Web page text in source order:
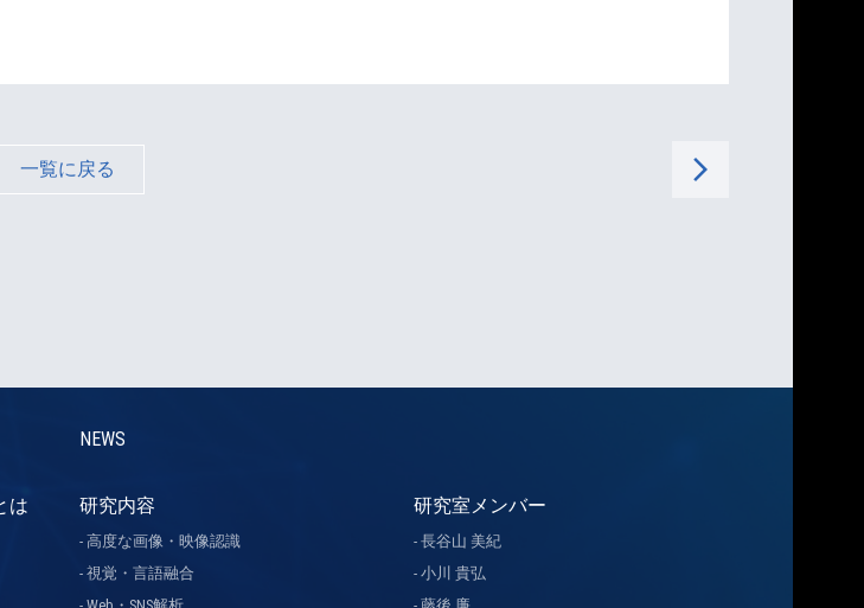
一覧に戻る arrow_forward_ios
NEWS
は 研究内容
高度な画像・映像認識
視覚・言語融合
研究室メンバー
長谷山 美紀
小川 貴弘